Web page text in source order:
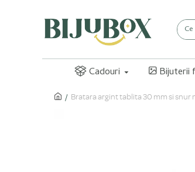
Cadouri Bijuterii
Bratara argint tablita 30 mm si snur